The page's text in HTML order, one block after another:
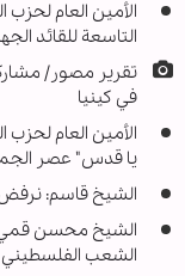
الأمين العام لحزب
التاسعة للقائد
تقرير مصور/
في كينيا
الأمين العام
يا قدس" عصر
الشيخ قاسم: نرفض
الشيخ محسن قمي:
الشعب الفلسطيني